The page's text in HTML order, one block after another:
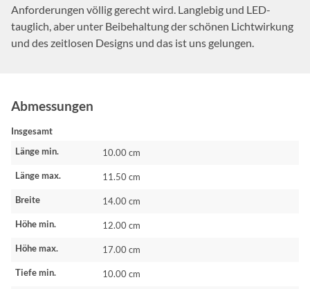
Anforderungen völlig gerecht wird. Langlebig und LED-
tauglich, aber unter Beibehaltung der schönen Lichtwirkung
und des zeitlosen Designs und das ist uns gelungen.
Abmessungen
Insgesamt
Länge min.
10.00 cm
Länge max. 11.50 cm
Breite 14.00 cm
Höhe min. 12.00 cm
Höhe max. 17.00 cm
Tiefe min. 10.00 cm